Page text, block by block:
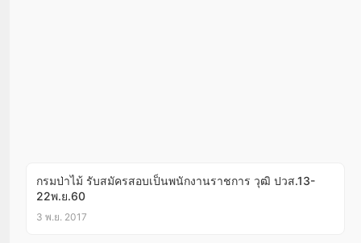
กรมป่าไม้ รับสมัครสอบเป็นพนักงานราชการ วุฒิ ปวส.13-
22พ.ย.60
3 พ.ย. 2017